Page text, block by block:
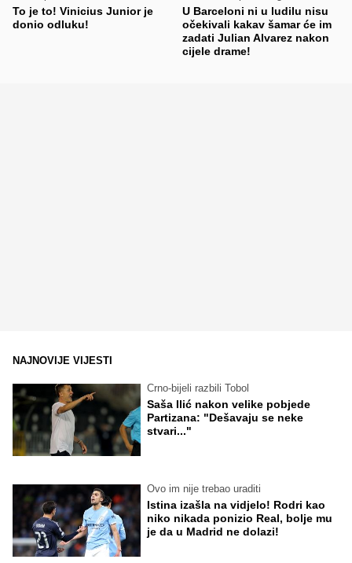
To je to! Vinicius Junior je
donio odluku!
U Barceloni ni u ludilu nisu
očekivali kakav šamar će im
zadati Julian Alvarez nakon
cijele drame!
NAJNOVIJE VIJESTI
Crno-bijeli razbili Tobol
Saša Ilić nakon velike pobjede
Partizana: "Dešavaju se neke
stvari..."
Ovo im nije trebao uraditi
Istina izašla na vidjelo! Rodri kao
niko nikada ponizio Real, bolje mu
je da u Madrid ne dolazi!